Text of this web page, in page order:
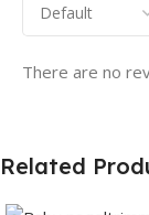
There are no
Related